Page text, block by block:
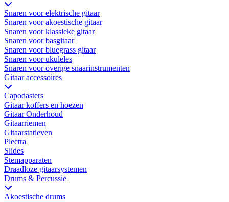
Snaren voor elektrische gitaar
Snaren voor akoestische gitaar
Snaren voor klassieke gitaar
Snaren voor basgitaar
Snaren voor bluegrass gitaar
Snaren voor ukuleles
Snaren voor overige snaarinstrumenten
Gitaar accessoires
Capodasters
Gitaar koffers en hoezen
Gitaar Onderhoud
Gitaarriemen
Gitaarstatieven
Plectra
Slides
Stemapparaten
Draadloze gitaarsystemen
Drums & Percussie
Akoestische drums